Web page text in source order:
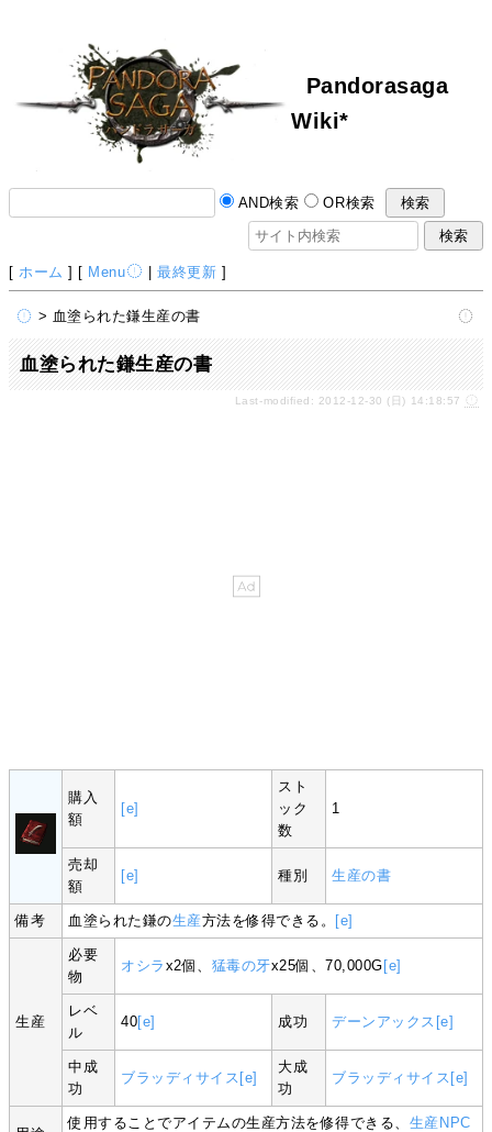
Pandorasaga
Wiki*
AND検索 OR検索
[ ホーム ] [ Menu |最終更新 ]
> 血塗られた鎌生産の書
血塗られた鎌生産の書
Last-modified: 2012-12-30 (日) 14:18:57
購入
額
[e]
スト
ック
数
1
売却
額
[e] 種別 生産の書
備考 血塗られた鎌の生産方法を修得できる。 [e]
生産
必要
物
オシラ x2個、 猛毒の牙x25個、70,000G[e]
レベ
ル
40[e] 成功 デーンアックス [e]
中成
功
ブラッディサイス [e]
大成
功
ブラッディサイス [e]
使用することでアイテムの生産方法を修得できる、 生産NPC